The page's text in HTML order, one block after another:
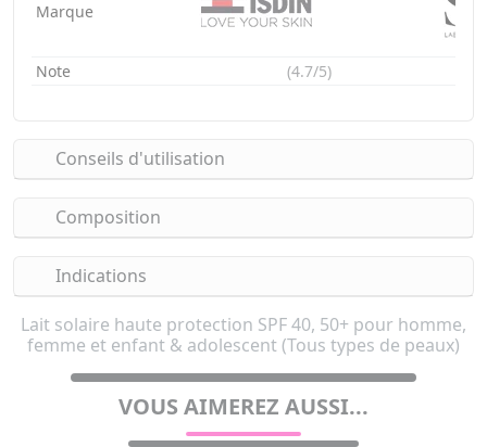
Marque
Note (4.7/5)
Conseils d'utilisation
Composition
Indications
Lait solaire haute protection SPF 40, 50+ pour homme,
femme et enfant & adolescent (Tous types de peaux)
VOUS AIMEREZ AUSSI...